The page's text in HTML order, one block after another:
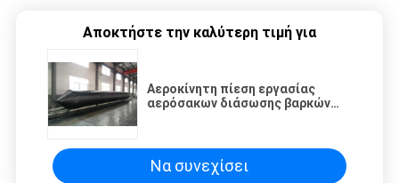
Αποκτήστε την καλύτερη τιμή για
Αεροκίνητη πίεση εργασίας
αερόσακων διάσωσης βαρκών
Να συνεχίσει